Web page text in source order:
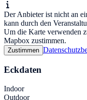
Der Anbieter ist nicht an
kann durch den
Um die Karte verwenden
Mapbox zustimmen.
Zustimmen
Eckdaten
Indoor
Outdoor